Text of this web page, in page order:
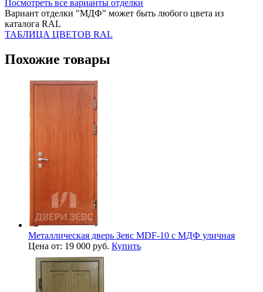
Посмотреть все варианты отделки
Вариант отделки "МДФ" может быть любого цвета из
каталога RAL
ТАБЛИЦА ЦВЕТОВ RAL
Похожие товары
Металлическая дверь Зевс MDF-10 с МДФ уличная
Цена от: 19 000 руб. Купить